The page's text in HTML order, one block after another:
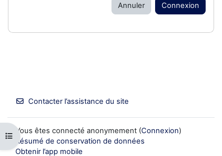
Ouvrir l’index du cours
Annuler Connexion
Contacter l’assistance du site
Vous êtes connecté anonymement (Connexion)
Résumé de conservation de données
Obtenir l’app mobile